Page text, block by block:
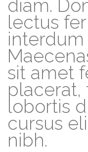
diam.
lectus
interdum
sit amet
placerat,
lobortis
cursus
nibh.